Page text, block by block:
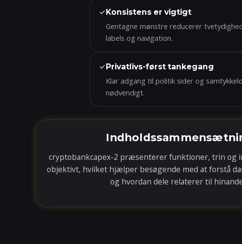
✓Konsistens er vigtigt
Gentagne mønstre reducerer
labels og navigation.
✓Privatlivs-først tankegang
Klar adgang til politik sider og
nødvendigt.
cryptobankcapex-2 præsenterer funktioner, trin og
objektivt, hvilket hjælper besøgende med at forstå
og hvordan dele relaterer til